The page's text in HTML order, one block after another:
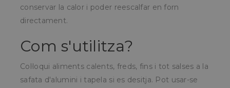
conservar la calor i poder reescalfar en forn
directament.
Com s'utilitza?
Col·loqui aliments calents, freds, fins i tot salses a la
safata d'alumini i tapela si es desitja. Pot usar-se